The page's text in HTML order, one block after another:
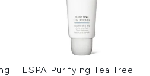
ESPA Purifying Tea Tree